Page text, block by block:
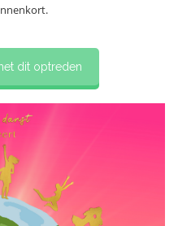
dit optreden